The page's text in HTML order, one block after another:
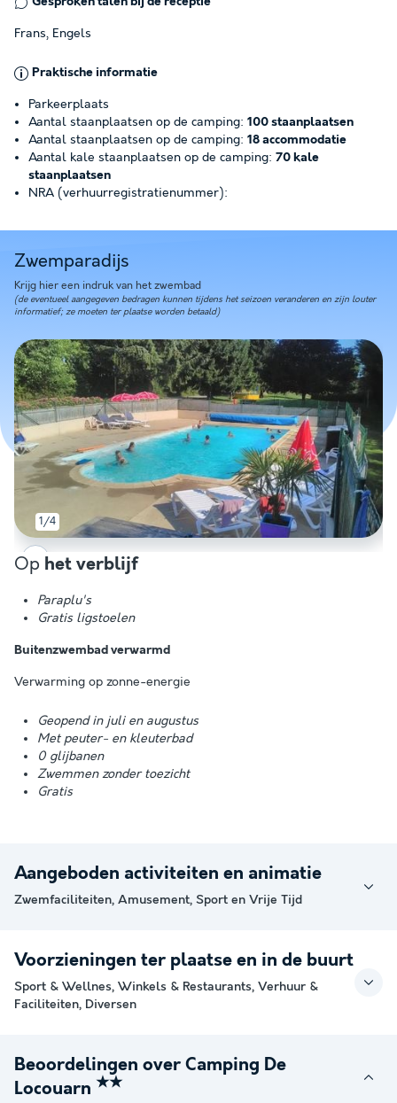
Frans, Engels
Praktische informatie
Parkeerplaats
Aantal staanplaatsen op de camping: 100 staanplaatsen
Aantal staanplaatsen op de camping: 18 accommodatie
Aantal kale staanplaatsen op de camping: 70 kale
staanplaatsen
NRA (verhuurregistratienummer):
Zwemparadijs
Krijg hier een indruk van het zwembad
(de eventueel aangegeven bedragen kunnen tijdens het seizoen veranderen en zijn louter
informatief; ze moeten ter plaatse worden betaald)
1/4
Op het verblijf
Paraplu's
Gratis ligstoelen
Buitenzwembad verwarmd
Verwarming op zonne-energie
Geopend in juli en augustus
Met peuter- en kleuterbad
0 glijbanen
Zwemmen zonder toezicht
Gratis
Aangeboden activiteiten en animatie
Zwemfaciliteiten, Amusement, Sport en Vrije Tijd
Voorzieningen ter plaatse en in de buurt
Sport & Wellnes, Winkels & Restaurants, Verhuur &
Faciliteiten, Diversen
Beoordelingen over Camping De
Locouarn ★★